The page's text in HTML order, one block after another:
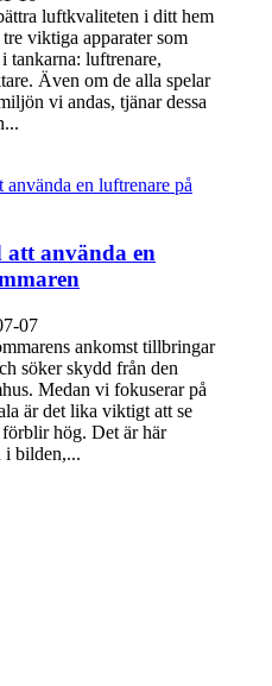
luftkvaliteten i ditt hem
viktiga apparater som
tankarna: luftrenare,
Även om de alla spelar
vi andas, tjänar dessa
använda en
07
ankomst tillbringar
söker skydd från den
Medan vi fokuserar på
är det lika viktigt att se
hög. Det är här
i bilden,...